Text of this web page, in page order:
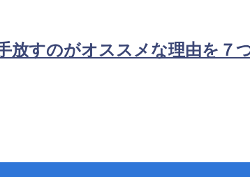
放すのがオススメな理由を７